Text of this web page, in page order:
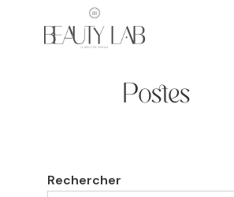
Postes
Rechercher